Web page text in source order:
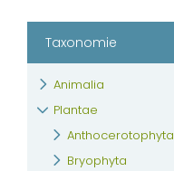
Taxonomie
Animalia
Plantae
Anthocerotophyta
Bryophyta